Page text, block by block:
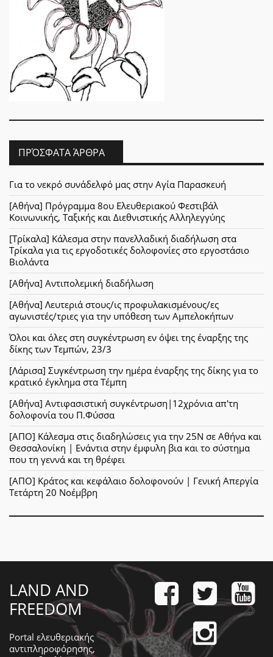
ΠΡΌΣΦΑΤΑ ΆΡΘΡΑ
Για το νεκρό συνάδελφό μας στην Αγία Παρασκευή
[Αθήνα] Πρόγραμμα 8ου Ελευθεριακού Φεστιβάλ
Κοινωνικής, Ταξικής και Διεθνιστικής Αλληλεγγύης
[Τρίκαλα] Κάλεσμα στην πανελλαδική διαδήλωση στα
Τρίκαλα για τις εργοδοτικές δολοφονίες στο εργοστάσιο
Βιολάντα
[Αθήνα] Αντιπολεμική διαδήλωση
[Αθήνα] Λευτεριά στους/ις προφυλακισμένους/ες
αγωνιστές/τριες για την υπόθεση των Αμπελοκήπων
Όλοι και όλες στη συγκέντρωση εν όψει της έναρξης της
δίκης των Τεμπών, 23/3
[Λάρισα] Συγκέντρωση την ημέρα έναρξης της δίκης για το
κρατικό έγκλημα στα Τέμπη
[Αθήνα] Αντιφασιστική συγκέντρωση|12χρόνια απ'τη
δολοφονία του Π.Φύσσα
[ΑΠΟ] Κάλεσμα στις διαδηλώσεις για την 25Ν σε Αθήνα και
Θεσσαλονίκη | Ενάντια στην έμφυλη βια και το σύστημα
που τη γεννά και τη θρέφει
[ΑΠΟ] Κράτος και κεφάλαιο δολοφονούν | Γενική Απεργία
Τετάρτη 20 Νοέμβρη
LAND AND
FREEDOM
Portal ελευθεριακής
αντιπληροφόρησης,